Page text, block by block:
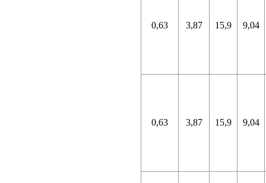
0,63 3,87 15,9 9,04
0,63 3,87 15,9 9,04